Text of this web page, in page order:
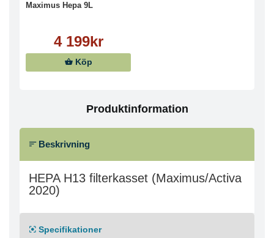
Maximus Hepa 9L
4 199kr
Köp
Produktinformation
Beskrivning
HEPA H13 filterkasset (Maximus/Activa
2020)
Specifikationer